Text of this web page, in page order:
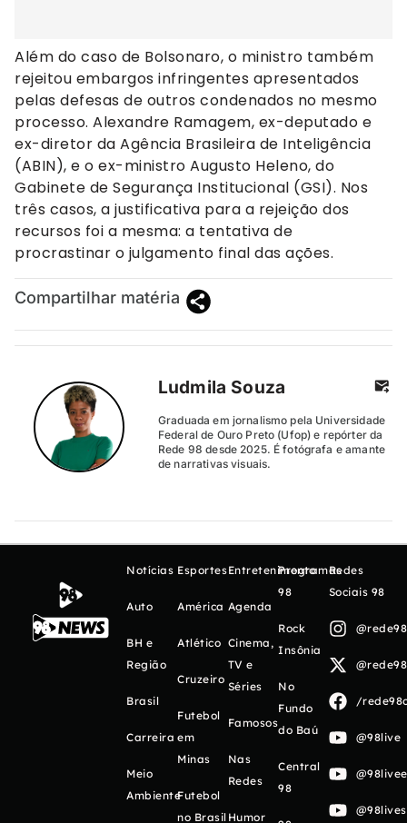
Além do caso de Bolsonaro, o ministro também
rejeitou embargos infringentes apresentados
pelas defesas de outros condenados no mesmo
processo. Alexandre Ramagem, ex-deputado e
ex-diretor da Agência Brasileira de Inteligência
(ABIN), e o ex-ministro Augusto Heleno, do
Gabinete de Segurança Institucional (GSI). Nos
três casos, a justificativa para a rejeição dos
recursos foi a mesma: a tentativa de
procrastinar o julgamento final das ações.
Compartilhar matéria
Ludmila Souza
Graduada em jornalismo pela Universidade
Federal de Ouro Preto (Ufop) e repórter da
Rede 98 desde 2025. É fotógrafa e amante
de narrativas visuais.
Notícias
Auto
BH e
Região
Brasil
Carreira
Meio
Ambiente
Esportes
América
Atlético
Cruzeiro
Futebol
em
Minas
Futebol
no Brasil
Entretenimento
Agenda
Cinema,
TV e
Séries
Famosos
Nas
Redes
Humor
Programas
98
Rock
Insônia
No
Fundo
do Baú
Central
98
Redes
Sociais 98
/
@98live